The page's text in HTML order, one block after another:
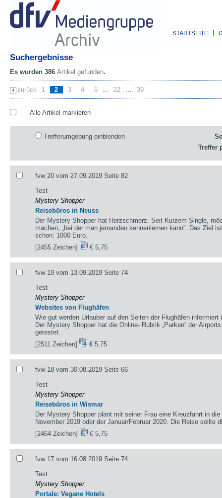
STARTSEITE
Suchergebnisse
Es wurden 386 Artikel gefunden.
zurück 1 2 3 4 5 … 22 … 39
Alle Artikel markieren
Trefferumgebung einblenden
Treffer
fvw 20 vom 27.09.2019 Seite 82
Test
Mystery Shopper
Reisebüros in Neuss
Der Mystery Shopper hat Herzschmerz. Seit Kurzem Single,
machen, „bei der man jemanden kennenlernen kann“. Das Ziel
schon: 1000 Euro.
[2455 Zeichen]
€ 5,75
fvw 19 vom 13.09.2019 Seite 74
Test
Mystery Shopper
Websites von Flughäfen
Wie gut werden Urlauber auf den Seiten der Flughäfen
Der Mystery Shopper hat die Online- Rubrik „Parken“ der
getestet.
[2511 Zeichen]
€ 5,75
fvw 18 vom 30.08.2019 Seite 66
Test
Mystery Shopper
Reisebüros in Wismar
Der Mystery Shopper plant mit seiner Frau eine Kreuzfahrt in
November 2019 oder der Januar/Februar 2020. Die Reise sollte
[2464 Zeichen]
€ 5,75
fvw 17 vom 16.08.2019 Seite 74
Test
Mystery Shopper
Portale: Vegane Hotels